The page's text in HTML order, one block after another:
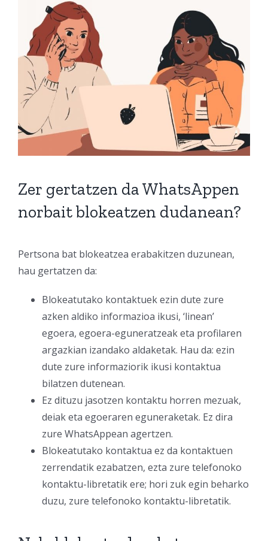
Zer gertatzen da WhatsAppen
norbait blokeatzen dudanean?
Pertsona bat blokeatzea erabakitzen duzunean,
hau gertatzen da:
Blokeatutako kontaktuek ezin dute zure
azken aldiko informazioa ikusi, ‘linean’
egoera, egoera-eguneratzeak eta profilaren
argazkian izandako aldaketak. Hau da: ezin
dute zure informaziorik ikusi kontaktua
bilatzen dutenean.
Ez dituzu jasotzen kontaktu horren mezuak,
deiak eta egoeraren eguneraketak. Ez dira
zure WhatsAppean agertzen.
Blokeatutako kontaktua ez da kontaktuen
zerrendatik ezabatzen, ezta zure telefonoko
kontaktu-libretatik ere; hori zuk egin beharko
duzu, zure telefonoko kontaktu-libretatik.